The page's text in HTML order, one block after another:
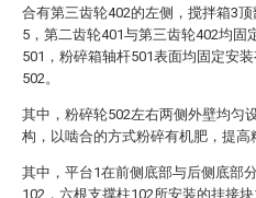
合有第三齿轮402的左侧，搅拌箱3
5，第二齿轮401与第三齿轮402均固
501，粉碎箱轴杆501表面均固定安
502。
其中，粉碎轮502左右两侧外壁均匀
构，以啮合的方式粉碎有机肥，提高
其中，平台1在前侧底部与后侧底部
102，六根支撑柱102所安装的挂接